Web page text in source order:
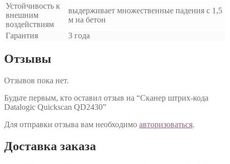
Устойчивость к
внешним
воздействиям
выдерживает множественные падения с 1,5
м на бетон
Гарантия
3 года
Отзывы
Отзывов пока нет.
Будьте первым, кто оставил отзыв на “Сканер штрих-кода
Datalogic Quickscan QD2430”
Для отправки отзыва вам необходимо авторизоваться.
Доставка заказа